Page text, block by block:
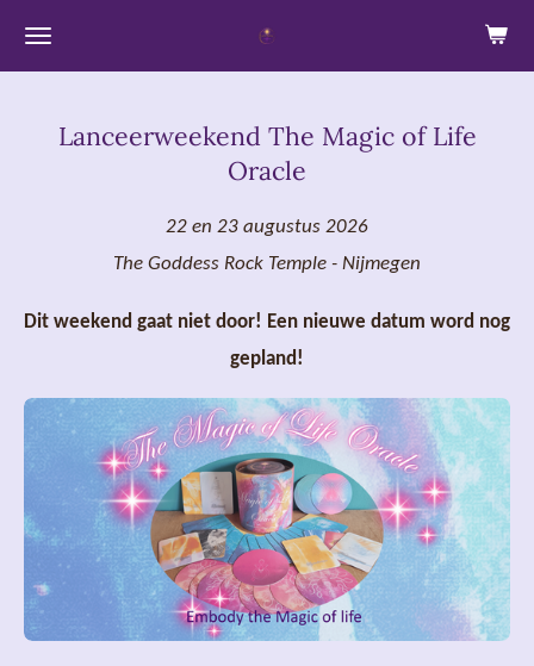
Ga
direct
Lanceerweekend The Magic of Life
Oracle
22 en 23 augustus 2026
The Goddess Rock Temple - Nijmegen
Dit weekend gaat niet door! Een nieuwe datum word nog
gepland!